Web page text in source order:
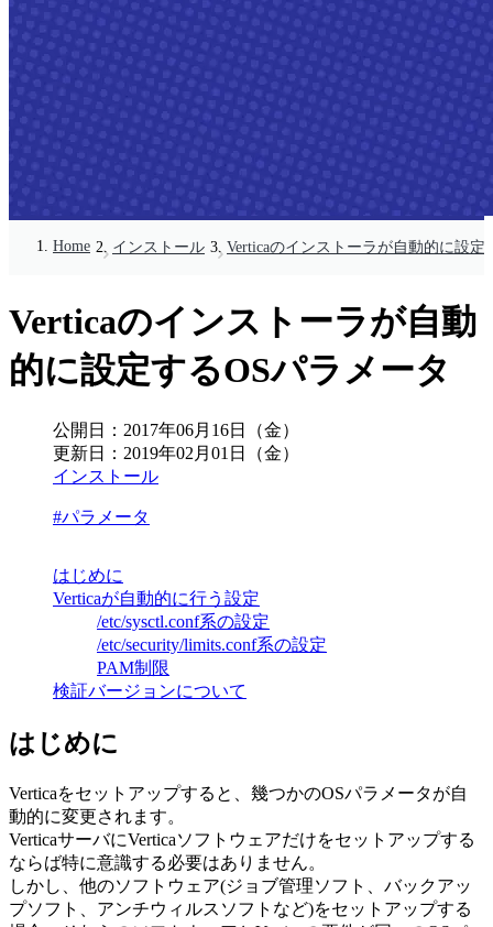
Home インストール Verticaのインストーラが自動的に設定
Verticaのインストーラが自動
的に設定するOSパラメータ
公開日： 2017年06月16日（金）
更新日： 2019年02月01日（金）
インストール
#パラメータ
はじめに
Verticaが自動的に行う設定
/etc/sysctl.conf系の設定
/etc/security/limits.conf系の設定
PAM制限
検証バージョンについて
はじめに
Verticaをセットアップすると、幾つかのOSパラメータが自
動的に変更されます。
VerticaサーバにVerticaソフトウェアだけをセットアップする
ならば特に意識する必要はありません。
しかし、他のソフトウェア(ジョブ管理ソフト、バックアッ
プソフト、アンチウィルスソフトなど)をセットアップする